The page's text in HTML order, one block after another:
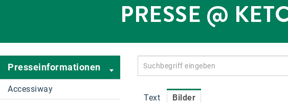
PRESSE @
Presseinformationen
Accessiway
Text
Bilder